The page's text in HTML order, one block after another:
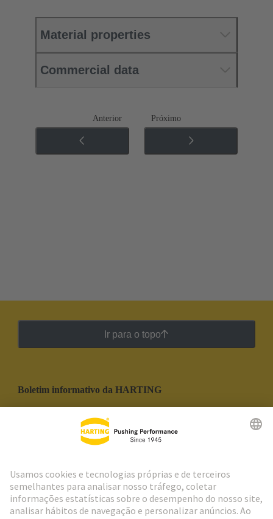
Material properties
Commercial data
Anterior Próximo
Ir para o topo
Boletim informativo da HARTING
Social Media